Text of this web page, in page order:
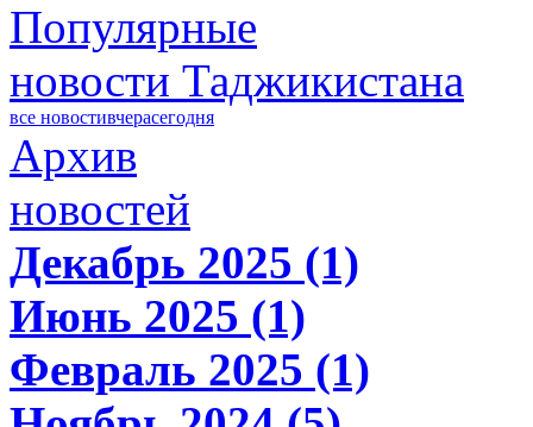
Популярные
новости Таджикистана
все новостивчерасегодня
Архив
новостей
Декабрь 2025 (1)
Июнь 2025 (1)
Февраль 2025 (1)